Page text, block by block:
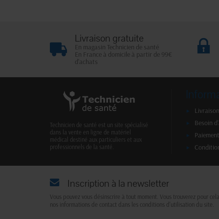
Livraison gratuite
En magasin Technicien de santé
En France à domicile à partir de 99€
d'achats
Technicien de santé est un site spécialisé
dans la vente en ligne de matériel
médical destiné aux particuliers et aux
professionnels de la santé.
Besoin
Inscription à la newsletter
Vous pouvez vous désinscrire à tout moment. Vous trouverez pour cela
nos informations de contact dans les conditions d'utilisation du site.